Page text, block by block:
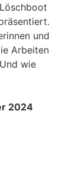
und
Arbeiten
wie
2024